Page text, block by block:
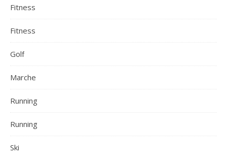
Fitness
Fitness
Golf
Marche
Running
Running
Ski